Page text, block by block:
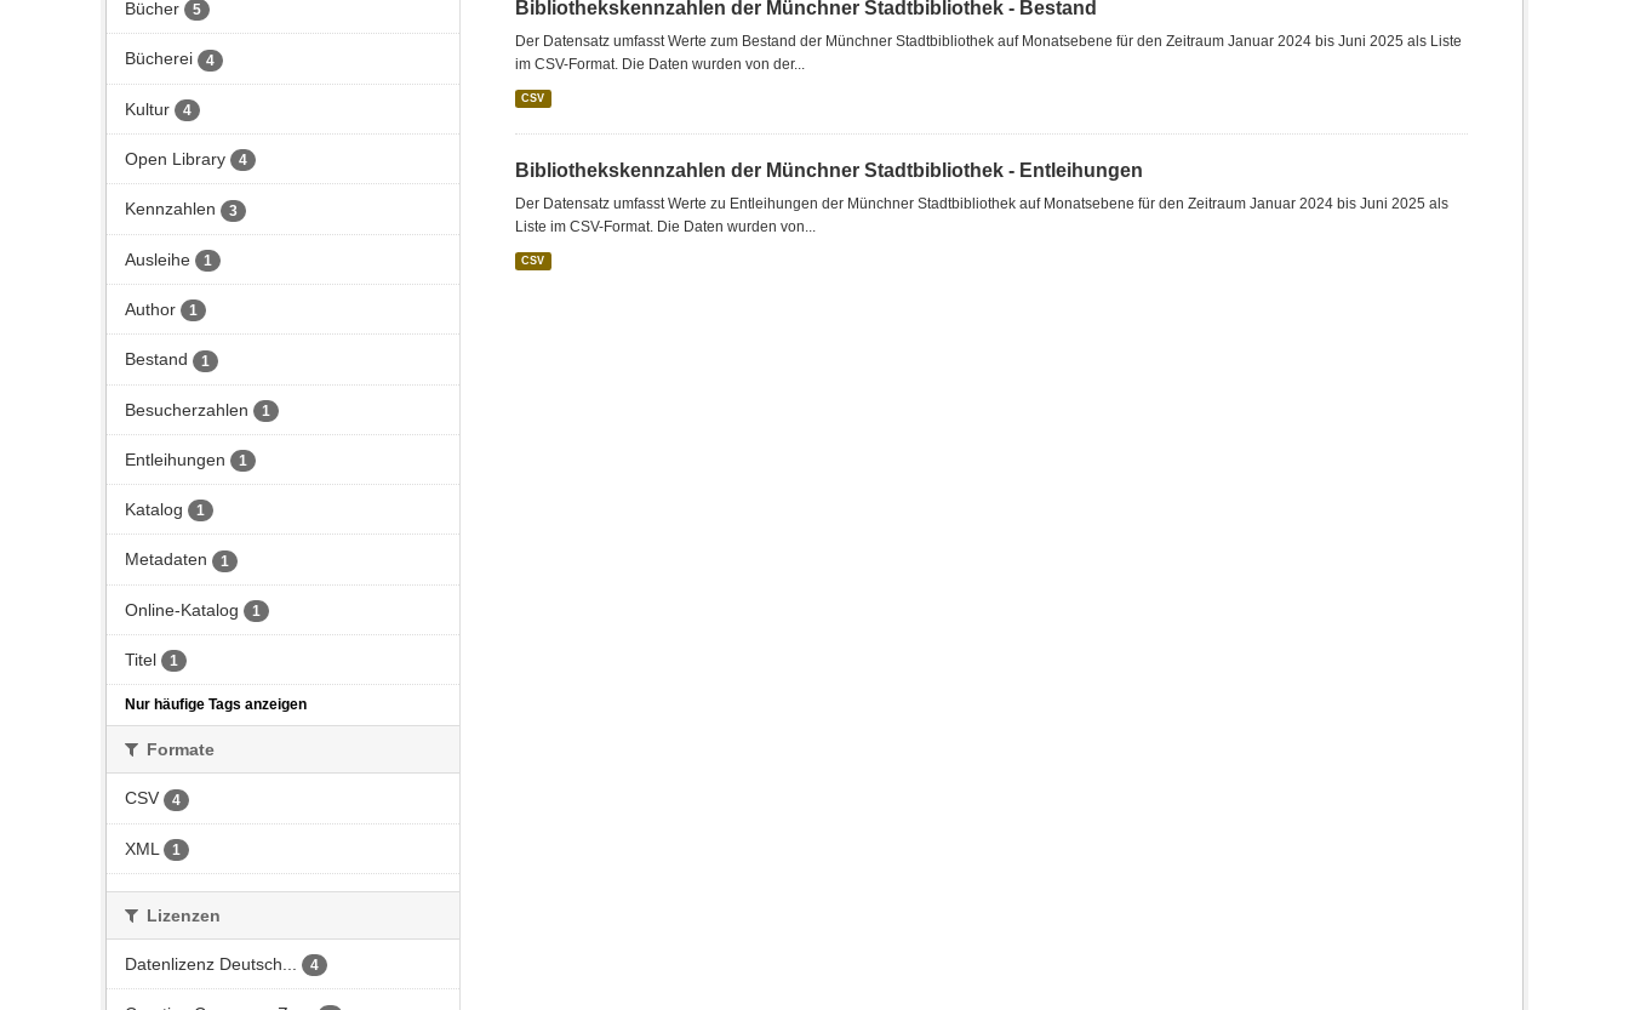
Bücher 5
Bücherei 4
Kultur 4
Open Library 4
Kennzahlen 3
Ausleihe 1
Author 1
Bestand 1
Besucherzahlen 1
Entleihungen 1
Katalog 1
Metadaten 1
Online-Katalog 1
Titel 1
Nur häufige Tags anzeigen
Formate
CSV 4
XML 1
Lizenzen
Datenlizenz Deutsch... 4
Bibliothekskennzahlen der Münchner Stadtbibliothek - Bestand
Der Datensatz umfasst Werte zum Bestand der Münchner Stadtbibliothek auf Monatsebene für den Zeitraum Januar 2024 bis Juni 2025 als Liste
im CSV-Format. Die Daten wurden von der...
CSV
Bibliothekskennzahlen der Münchner Stadtbibliothek - Entleihungen
Der Datensatz umfasst Werte zu Entleihungen der Münchner Stadtbibliothek auf Monatsebene für den Zeitraum Januar 2024 bis Juni 2025 als
Liste im CSV-Format. Die Daten wurden von...
CSV